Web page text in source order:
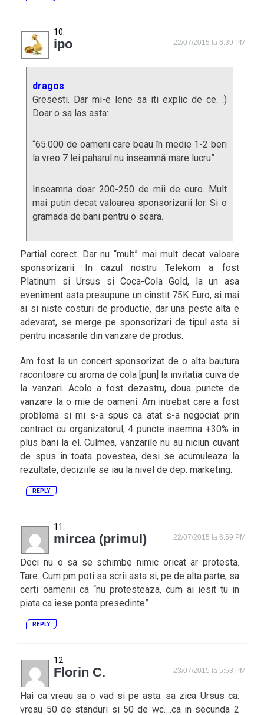
ipo 22/07/2015 la 6:39 PM
dragos:
Gresesti. Dar mi-e lene sa iti explic de ce. :)
Doar o sa las asta:
“65.000 de oameni care beau în medie 1-2 beri
la vreo 7 lei paharul nu înseamnă mare lucru”
Inseamna doar 200-250 de mii de euro. Mult
mai putin decat valoarea sponsorizarii lor. Si o
gramada de bani pentru o seara.
Partial corect. Dar nu “mult” mai mult decat valoare
sponsorizarii. In cazul nostru Telekom a fost
Platinum si Ursus si Coca-Cola Gold, la un asa
eveniment asta presupune un cinstit 75K Euro, si mai
ai si niste costuri de productie, dar una peste alta e
adevarat, se merge pe sponsorizari de tipul asta si
pentru incasarile din vanzare de produs.
Am fost la un concert sponsorizat de o alta bautura
racoritoare cu aroma de cola [pun] la invitatia cuiva de
la vanzari. Acolo a fost dezastru, doua puncte de
vanzare la o mie de oameni. Am intrebat care a fost
problema si mi s-a spus ca atat s-a negociat prin
contract cu organizatorul, 4 puncte insemna +30% in
plus bani la el. Culmea, vanzarile nu au niciun cuvant
de spus in toata povestea, desi se acumuleaza la
rezultate, deciziile se iau la nivel de dep. marketing.
REPLY
mircea (primul) 22/07/2015 la 6:59 PM
Deci nu o sa se schimbe nimic oricat ar protesta.
Tare. Cum pm poti sa scrii asta si, pe de alta parte, sa
certi oamenii ca “nu protesteaza, cum ai iesit tu in
piata ca iese ponta presedinte”
REPLY
Florin C. 23/07/2015 la 5:53 PM
Hai ca vreau sa o vad si pe asta: sa zica Ursus ca:
vreau 50 de standuri si 50 de wc….ca in secunda 2